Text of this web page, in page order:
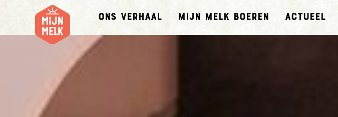
Ons verhaal Mijn Melk boeren Actueel